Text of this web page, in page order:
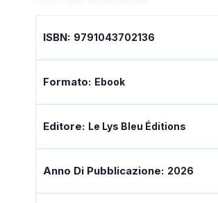
ISBN: 9791043702136
Formato: Ebook
Editore: Le Lys Bleu Éditions
Anno Di Pubblicazione: 2026